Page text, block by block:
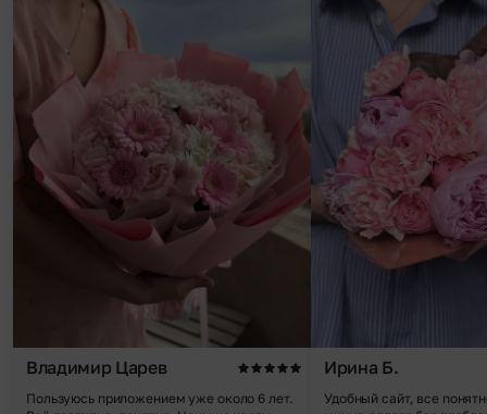
Владимир Царев
Пользуюсь приложением уже около 6 лет.
Ирина Б.
Удобный сайт, все